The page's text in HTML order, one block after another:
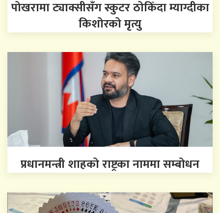
पोखरामा ट्याक्सीसँग स्कुटर ठोकिँदा म्याग्दीका
किशोरको मृत्यु
प्रधानमन्त्री शाहको राष्ट्रका नाममा सम्बोधन